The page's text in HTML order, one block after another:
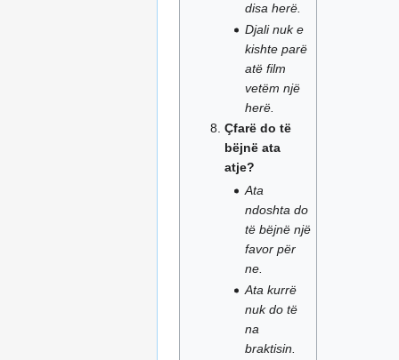
disa herë.
Djali nuk e
kishte parë
atë film
vetëm një
herë.
Çfarë do të
bëjnë ata
atje?
Ata
ndoshta do
të bëjnë një
favor për
ne.
Ata kurrë
nuk do të
na
braktisin.